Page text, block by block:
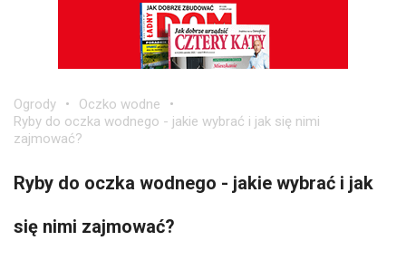
Ogrody
Oczko wodne
Ryby do oczka wodnego - jakie wybrać i jak się nimi
zajmować?
Ryby do oczka wodnego - jakie wybrać i jak
się nimi zajmować?